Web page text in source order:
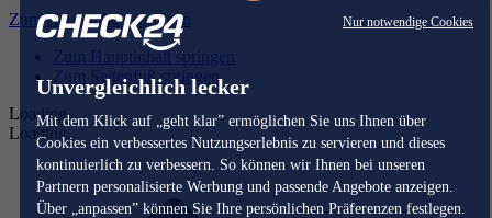
Nur notwendige Cookies
Unvergleichlich lecker
Mit dem Klick auf „geht klar” ermöglichen Sie uns Ihnen über
Cookies ein verbessertes Nutzungserlebnis zu servieren und dieses
kontinuierlich zu verbessern. So können wir Ihnen bei unseren
Partnern personalisierte Werbung und passende Angebote anzeigen.
Über „anpassen” können Sie Ihre persönlichen Präferenzen festlegen.
Zum Hauptinhalt springen
Zum Hauptinhalt springen
Zum Seitenfuß springen
Loading...
Loading...